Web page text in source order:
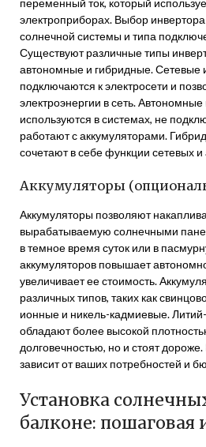
переменный ток, который
электроприборах. Выбор
солнечной системы и типа
Существуют различные типы
автономные и гибридные. Сетевые
подключаются к электросети и
электроэнергии в сеть.
используются в системах, не
работают с аккумуляторами.
сочетают в себе функции сетевых
Аккумуляторы
Аккумуляторы позволяют
вырабатываемую солнечными
в темное время суток или в
аккумуляторов повышает
увеличивает ее стоимость.
различных типов, таких как
ионные и никель-кадмиевые.
обладают более высокой
долговечностью, но и стоят
зависит от ваших потребностей и
Установка
балконе: пошаговая